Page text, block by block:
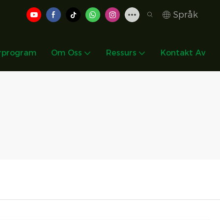
Språk
Om Oss Ressurs Kontakt Av